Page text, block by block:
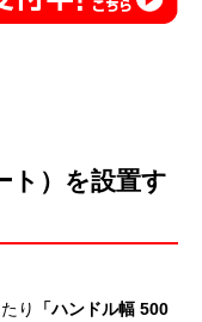
ト）を設置す
り
「ハンドル幅 500